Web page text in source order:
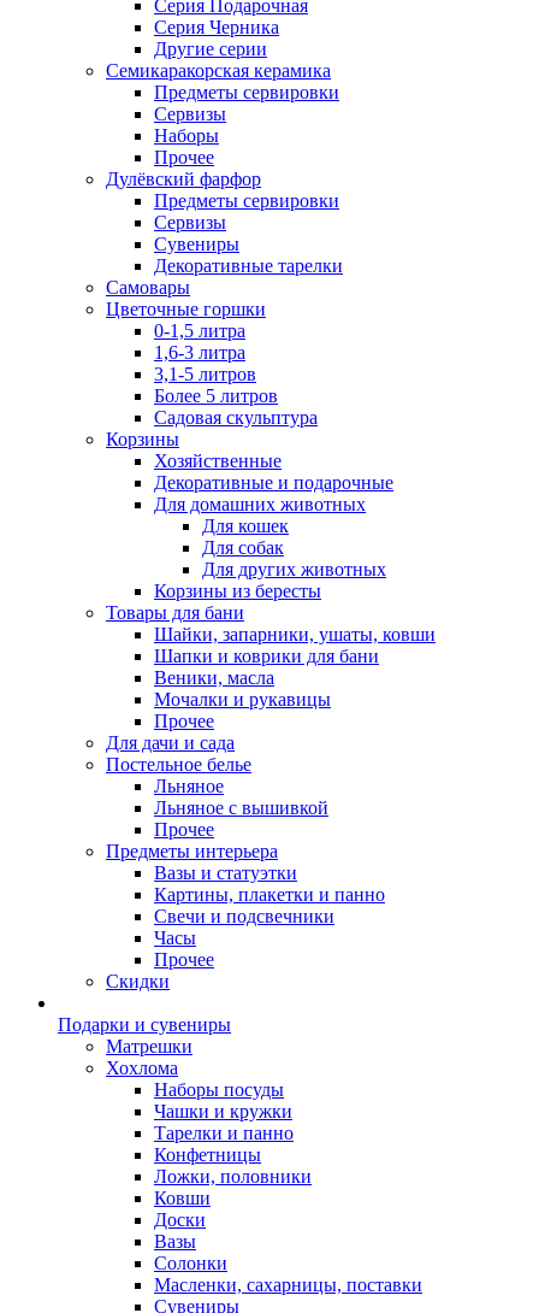
Серия Подарочная
Серия Черника
Другие серии
Семикаракорская керамика
Предметы сервировки
Сервизы
Наборы
Прочее
Дулёвский фарфор
Предметы сервировки
Сервизы
Сувениры
Декоративные тарелки
Самовары
Цветочные горшки
0-1,5 литра
1,6-3 литра
3,1-5 литров
Более 5 литров
Садовая скульптура
Корзины
Хозяйственные
Декоративные и подарочные
Для домашних животных
Для кошек
Для собак
Для других животных
Корзины из бересты
Товары для бани
Шайки, запарники, ушаты, ковши
Шапки и коврики для бани
Веники, масла
Мочалки и рукавицы
Прочее
Для дачи и сада
Постельное белье
Льняное
Льняное с вышивкой
Прочее
Предметы интерьера
Вазы и статуэтки
Картины, плакетки и панно
Свечи и подсвечники
Часы
Прочее
Скидки
Подарки и сувениры
Матрешки
Хохлома
Наборы посуды
Чашки и кружки
Тарелки и панно
Конфетницы
Ложки, половники
Ковши
Доски
Вазы
Солонки
Масленки, сахарницы, поставки
Сувениры